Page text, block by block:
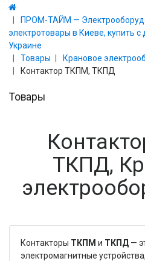
ПРОМ-ТАЙМ —
электротовары в Киеве, купить с
Украине
Товары
Крановое
Контактор ТКПМ, ТКПД
Товары
ТКПД,
Контакторы ТКПМ и ТКПД—
электромагнитные